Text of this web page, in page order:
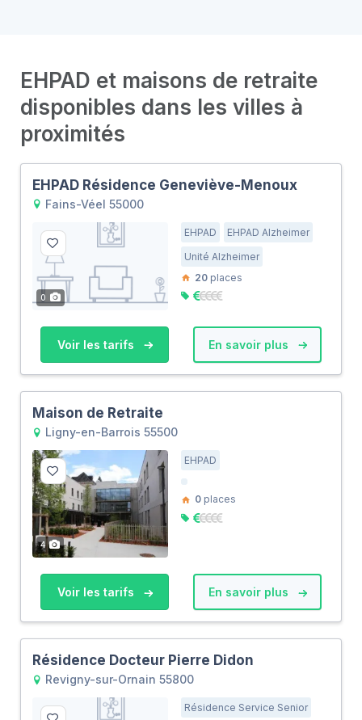
EHPAD et maisons de retraite
disponibles dans les villes à
proximités
EHPAD Résidence Geneviève-Menoux
Fains-Véel 55000
0
EHPAD
EHPAD Alzheimer
Unité Alzheimer
20 places
Voir les tarifs En savoir plus
Maison de Retraite
Ligny-en-Barrois 55500
4
EHPAD
0 places
Voir les tarifs En savoir plus
Résidence Docteur Pierre Didon
Revigny-sur-Ornain 55800
Résidence Service Senior